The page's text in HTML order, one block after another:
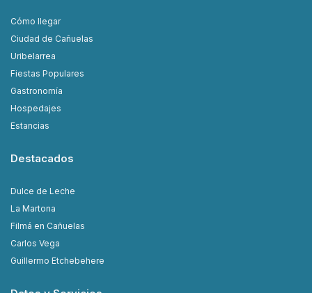
Cómo llegar
Ciudad de Cañuelas
Uribelarrea
Fiestas Populares
Gastronomía
Hospedajes
Estancias
Destacados
Dulce de Leche
La Martona
Filmá en Cañuelas
Carlos Vega
Guillermo Etchebehere